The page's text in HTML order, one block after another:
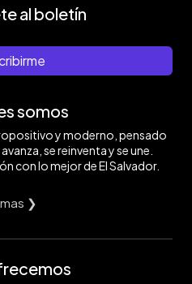
al boletín
somos
y moderno, pensado
se reinventa y se une.
con lo mejor de El Salvador.
❯